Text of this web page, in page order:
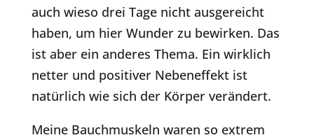
auch wieso drei Tage nicht ausgereicht
haben, um hier Wunder zu bewirken. Das
ist aber ein anderes Thema. Ein wirklich
netter und positiver Nebeneffekt ist
natürlich wie sich der Körper verändert.
Meine Bauchmuskeln waren so extrem